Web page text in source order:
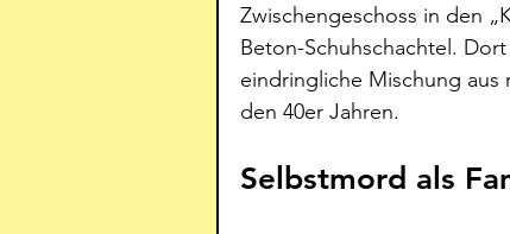
Zwischengeschoss in den
Beton-Schuhschachtel.
eindringliche Mischung aus
den 40er Jahren.
Selbstmord als